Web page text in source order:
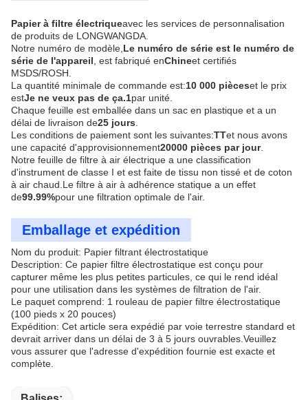
Papier à filtre électriqueavec les services de personnalisation
de produits de LONGWANGDA.
Notre numéro de modèle, Le numéro de série est le numéro de
série de l'appareil , est fabriqué enChineet certifiés
MSDS/ROSH.
La quantité minimale de commande est:10 000 pièceset le prix
estJe ne veux pas de ça.1par unité.
Chaque feuille est emballée dans un sac en plastique et a un
délai de livraison de25 jours
Les conditions de paiement sont les suivantes:TTet nous avons
une capacité d'approvisionnement20000 pièces par jour.
Notre feuille de filtre à air électrique a une classification
d'instrument de classe I et est faite de tissu non tissé et de coton
à air chaud.Le filtre à air à adhérence statique a un effet
de99.99%pour une filtration optimale de l'air.
Emballage et expédition
Nom du produit: Papier filtrant électrostatique
Description: Ce papier filtre électrostatique est conçu pour
capturer même les plus petites particules, ce qui le rend idéal
pour une utilisation dans les systèmes de filtration de l'air.
Le paquet comprend: 1 rouleau de papier filtre électrostatique
(100 pieds x 20 pouces)
Expédition: Cet article sera expédié par voie terrestre standard et
devrait arriver dans un délai de 3 à 5 jours ouvrables.Veuillez
vous assurer que l'adresse d'expédition fournie est exacte et
complète.